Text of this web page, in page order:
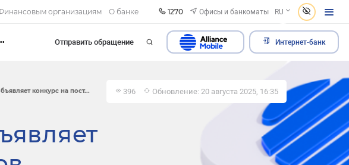
организациям О банке 1270 Офисы и банкоматы RU
Отправить обращение Интернет-банк
конкурс на пост... 396 Обновление: 20 августа 2025, 16:35